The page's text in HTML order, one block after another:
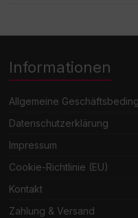
Informationen
Allgemeine
Datenschutzerklärung
Impressum
Cookie-Richtlinie (EU)
Kontakt
Zahlung & Versand